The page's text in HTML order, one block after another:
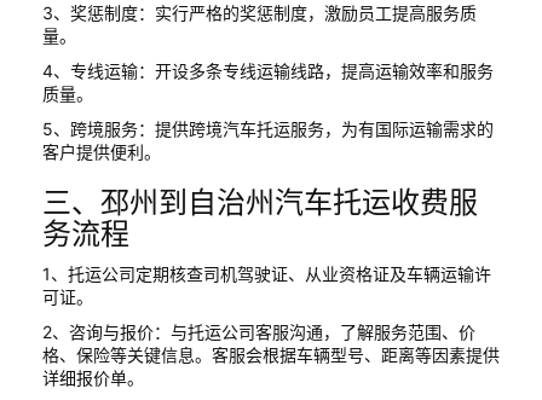
3、奖惩制度：实行严格的奖惩制度，激励员工提高服务质
量。
4、专线运输：开设多条专线运输线路，提高运输效率和服务
质量。
5、跨境服务：提供跨境汽车托运服务，为有国际运输需求的
客户提供便利。
三、邳州到自治州汽车托运收费服
务流程
1、托运公司定期核查司机驾驶证、从业资格证及车辆运输许
可证。
2、咨询与报价：与托运公司客服沟通，了解服务范围、价
格、保险等关键信息。客服会根据车辆型号、距离等因素提供
详细报价单。